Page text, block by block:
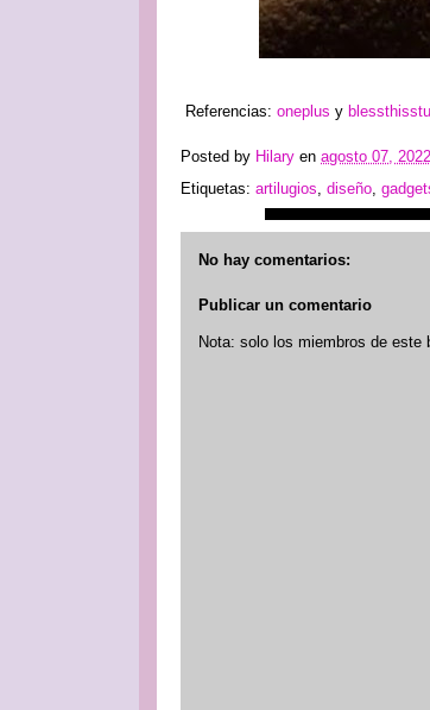
Referencias: oneplus y
Posted by Hilary en agosto 07, 2022
Etiquetas: artilugios diseño
No hay comentarios:
Publicar un comentario
Nota: solo los miembros de este